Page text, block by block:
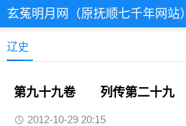
玄菟明月网（原抚顺七千年网站）
辽史
第九十九卷 列传第二十九
2012-10-29 20:15